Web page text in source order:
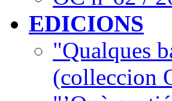
EDICIONS
"Qualques
(colleccion